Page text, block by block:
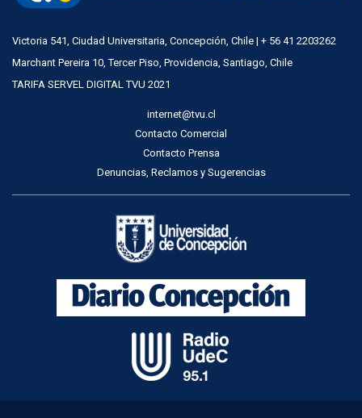
Victoria 541, Ciudad Universitaria, Concepción, Chile | + 56 41 2203262
Marchant Pereira 10, Tercer Piso, Providencia, Santiago, Chile
TARIFA SERVEL DIGITAL TVU 2021
internet@tvu.cl
Contacto Comercial
Contacto Prensa
Denuncias, Reclamos y Sugerencias